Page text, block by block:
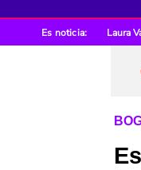
Es noticia: Laura